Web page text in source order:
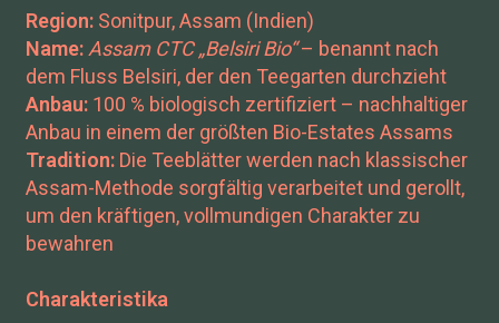
Region:Sonitpur, Assam (Indien)
Name: Assam CTC „Belsiri Bio“– benannt nach
dem Fluss Belsiri, der den Teegarten durchzieht
Anbau:100 % biologisch zertifiziert – nachhaltiger
Anbau in einem der größten Bio-Estates Assams
Tradition:Die Teeblätter werden nach klassischer
Assam-Methode sorgfältig verarbeitet und gerollt,
um den kräftigen, vollmundigen Charakter zu
bewahren
Charakteristika